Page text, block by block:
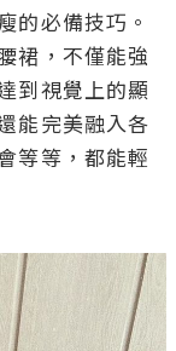
的必備技巧。
裙，不僅能強
到視覺上的顯
能完美融入各
等等，都能輕